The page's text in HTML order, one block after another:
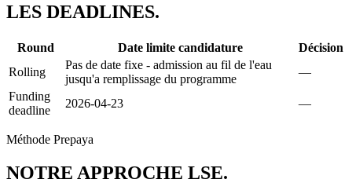
LES DEADLINES.
Round Date limite candidature
Décision
Rolling
Pas de date fixe - admission au fil de l'eau
jusqu'a remplissage du programme
—
Funding
deadline
2026-04-23 —
Méthode Prepaya
NOTRE APPROCHE LSE.